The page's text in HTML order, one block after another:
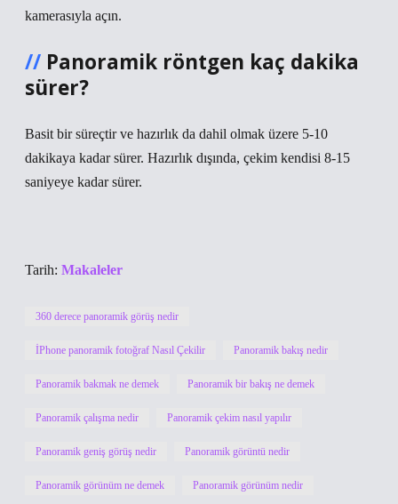
kamerasıyla açın.
Panoramik röntgen kaç dakika
sürer?
Basit bir süreçtir ve hazırlık da dahil olmak üzere 5-10
dakikaya kadar sürer. Hazırlık dışında, çekim kendisi 8-15
saniyeye kadar sürer.
Tarih: Makaleler
360 derece panoramik görüş nedir
İPhone panoramik fotoğraf Nasıl Çekilir Panoramik bakış nedir
Panoramik bakmak ne demek Panoramik bir bakış ne demek
Panoramik çalışma nedir Panoramik çekim nasıl yapılır
Panoramik geniş görüş nedir Panoramik görüntü nedir
Panoramik görünüm ne demek Panoramik görünüm nedir